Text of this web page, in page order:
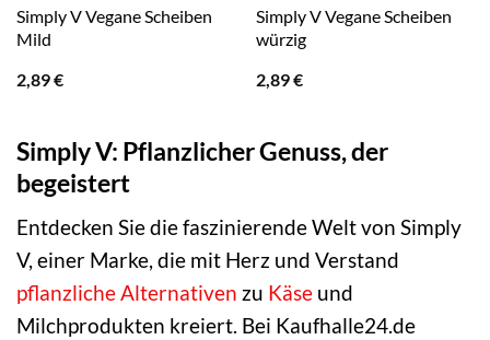
Simply V Vegane Scheiben
Mild
2,89€
Simply V Vegane Scheiben
würzig
2,89€
Simply V: Pflanzlicher Genuss, der
begeistert
Entdecken Sie die faszinierende Welt von Simply
V, einer Marke, die mit Herz und Verstand
pflanzliche Alternativen zu Käse und
Milchprodukten kreiert. Bei Kaufhalle24.de